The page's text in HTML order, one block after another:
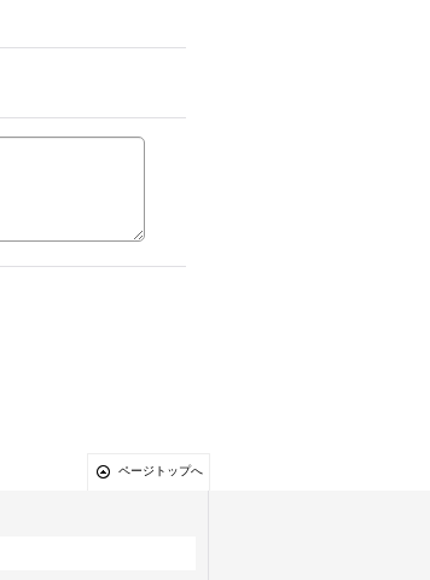
ページトップへ